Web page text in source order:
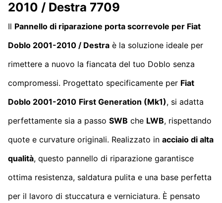
2010 / Destra 7709
Il Pannello di riparazione porta scorrevole per Fiat
Doblo 2001-2010 / Destra è la soluzione ideale per
rimettere a nuovo la fiancata del tuo Doblo senza
compromessi. Progettato specificamente per Fiat
Doblo 2001-2010 First Generation (Mk1), si adatta
perfettamente sia a passo SWB che LWB, rispettando
quote e curvature originali. Realizzato in acciaio di alta
qualità, questo pannello di riparazione garantisce
ottima resistenza, saldatura pulita e una base perfetta
per il lavoro di stuccatura e verniciatura. È pensato